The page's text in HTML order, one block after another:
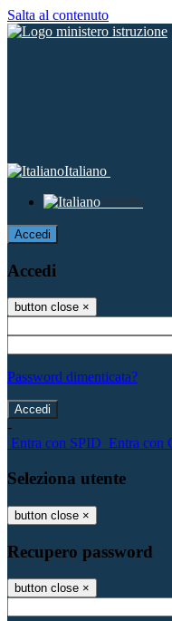
Salta al contenuto
Italiano
Italiano
Accedi
Accedi
button close ×
Password dimenticata?
-
Entra con SPID Entra con
Seleziona utente
button close ×
Recupero password
button close ×